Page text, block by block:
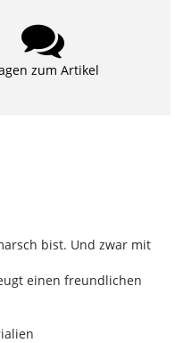
zum Artikel
bist. Und zwar mit
einen freundlichen